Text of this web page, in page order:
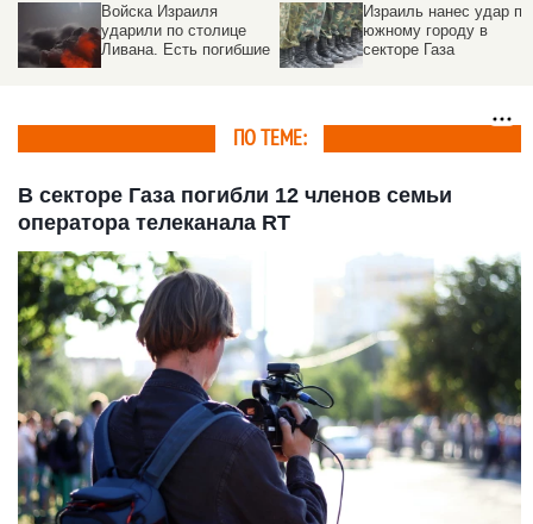
Войска Израиля
ударили по столице
Ливана. Есть погибшие
Израиль нанес удар по
южному городу в
секторе Газа
ПО ТЕМЕ:
В секторе Газа погибли 12 членов семьи
оператора телеканала RT